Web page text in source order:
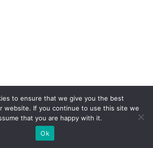
to ensure that we give you the best
website. If you continue to use this site we
that you are happy with it.
Ok